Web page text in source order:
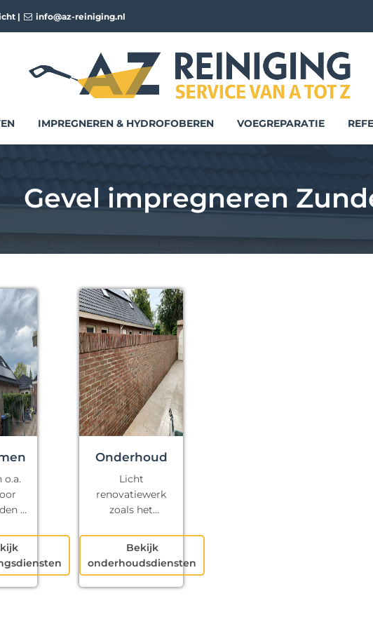
| info@az-reiniging.nl
IMPREGNEREN & HYDROFOBEREN VOEGREPARATIE
Gevel impregneren
o.a.
te
Onderhoud
Licht
renovatiewerk
zoals het
kapotte voegen
en klein
schilderwerk.
Bekijk
onderhoudsdiensten